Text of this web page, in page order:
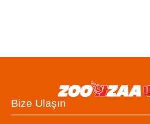
Bize Ulaşın